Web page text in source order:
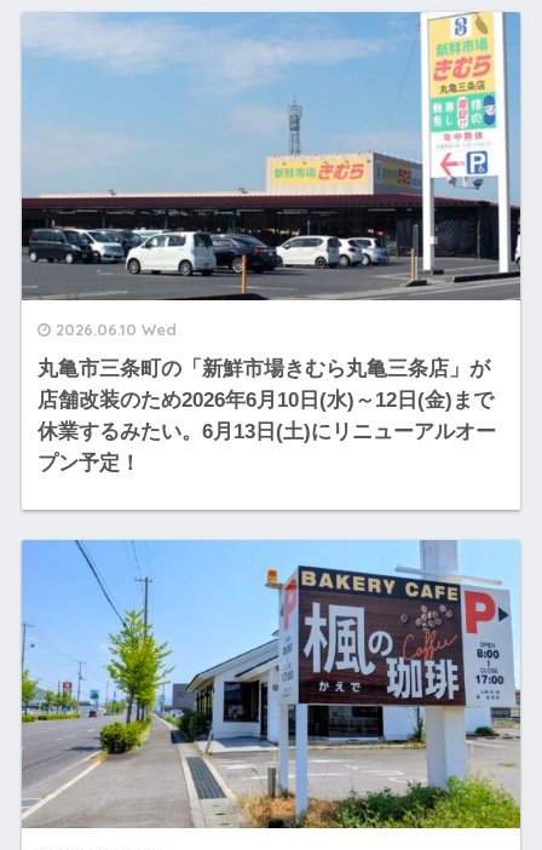
2026.06.10 Wed
丸亀市三条町の「新鮮市場きむら丸亀三条店」が
店舗改装のため2026年6月10日(水)～12日(金)まで
休業するみたい。6月13日(土)にリニューアルオー
プン予定！